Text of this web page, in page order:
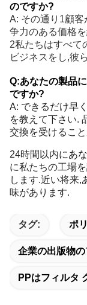
のですか?
A: その通り1顧
争力のある価格
2私たちはすべて
ビジネスをし,彼
Q:あなたの製品
ですか?
A: できるだけ早
を教えて下さい.
交換を受けるこ
24時間以内にあ
に私たちの工場
します.近い将来,
味があります.
タグ: ポ
企業の出版物
PPはフィルタ